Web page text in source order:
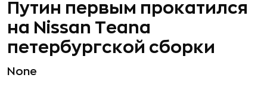
Путин первым прокатился
на Nissan Teana
петербургской сборки
None